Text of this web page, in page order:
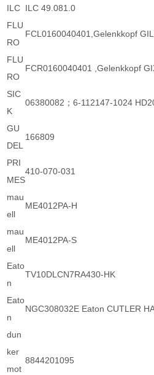
ILC ILC 49.081.0
FLU
RO
FCL0160040401,Gelenkkopf
FLU
RO
FCR0160040401 ,Gelenkkopf
SIC
K
06380082；6-112147-1024
GU
DEL
166809
PRI
MES
410-070-031
mau
ell
ME4012PA-H
mau
ell
ME4012PA-S
Eato
n
TV10DLCN7RA430-HK
Eato
n
NGC308032E Eaton CUTLER
dun
ker
mot
8844201095